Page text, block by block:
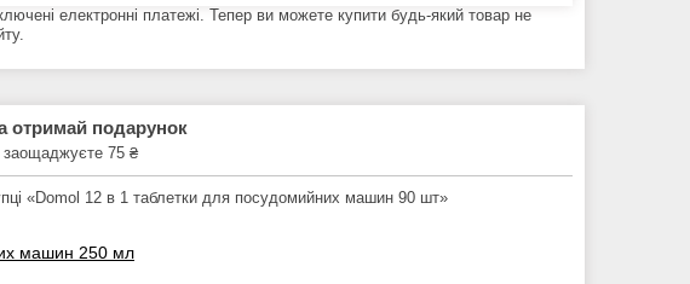
електронні платежі. Тепер ви можете купити будь-який товар не
отримай подарунок
заощаджуєте 75 ₴
«Domol 12 в 1 таблетки для посудомийних машин 90 шт»
машин 250 мл